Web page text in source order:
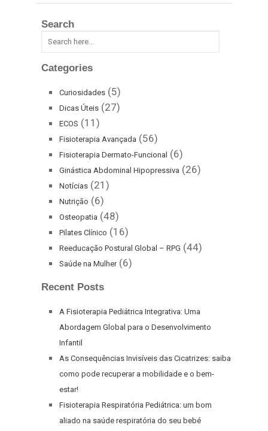
Search
Categories
Curiosidades (5)
Dicas Úteis (27)
ECOS (11)
Fisioterapia Avançada (56)
Fisioterapia Dermato-Funcional (6)
Ginástica Abdominal Hipopressiva (26)
Notícias (21)
Nutrição (6)
Osteopatia (48)
Pilates Clínico (16)
Reeducação Postural Global – RPG (44)
Saúde na Mulher(6)
Recent Posts
A Fisioterapia Pediátrica Integrativa: Uma
Abordagem Global para o Desenvolvimento
Infantil
As Consequências Invisíveis das Cicatrizes: saiba
como pode recuperar a mobilidade e o bem-
estar!
Fisioterapia Respiratória Pediátrica: um bom
aliado na saúde respiratória do seu bebé